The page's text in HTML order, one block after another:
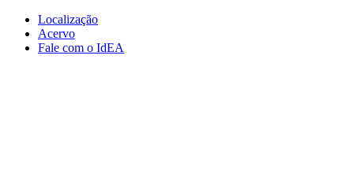
Conteúdo principal
Localização
Acervo
Fale com o IdEA